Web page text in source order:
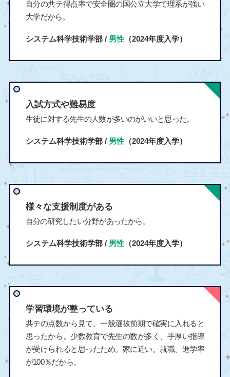
自分の共テ得点率で安全圏の国公立大学で理系が強い
大学だから。
システム科学技術学部 / 男性（2024年度入学）
入試方式や難易度
生徒に対する先生の人数が多いのがいいと思った。
システム科学技術学部 / 男性（2024年度入学）
様々な支援制度がある
自分の研究したい分野があったから。
システム科学技術学部 / 男性（2024年度入学）
学習環境が整っている
共テの点数から見て、一般選抜前期で確実に入れると
思ったから。少数教育で先生の数が多く、手厚い指導
が受けられると思ったため。家に近い。就職、進学率
が100％だから。